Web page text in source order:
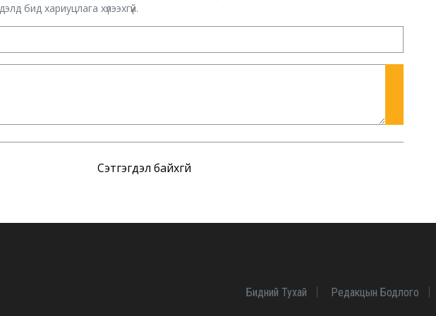
бид хариуцлага хүлээхгүй.
Сэтгэгдэл байхгүй
Бидний Тухай Редакцын Бодлого